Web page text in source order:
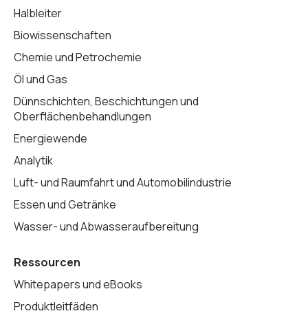
Halbleiter
Biowissenschaften
Chemie und Petrochemie
Öl und Gas
Dünnschichten, Beschichtungen und
Oberflächenbehandlungen
Energiewende
Analytik
Luft- und Raumfahrt und Automobilindustrie
Essen und Getränke
Wasser- und Abwasseraufbereitung
Ressourcen
Whitepapers und eBooks
Produktleitfäden